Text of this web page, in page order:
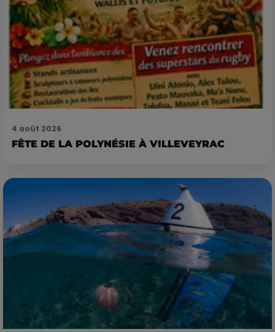
4 août 2026
FÊTE DE LA POLYNÉSIE À VILLEVEYRAC